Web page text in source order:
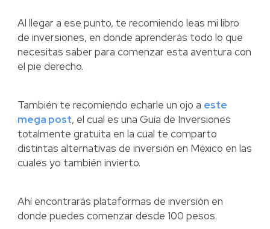
Al llegar a ese punto, te recomiendo leas mi libro
de inversiones, en donde aprenderás todo lo que
necesitas saber para comenzar esta aventura con
el pie derecho.
También te recomiendo echarle un ojo a este
mega post, el cual es una Guía de Inversiones
totalmente gratuita en la cual te comparto
distintas alternativas de inversión en México en las
cuales yo también invierto.
Ahí encontrarás plataformas de inversión en
donde puedes comenzar desde 100 pesos.